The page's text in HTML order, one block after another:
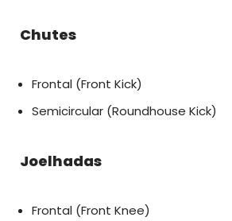
Chutes
Frontal (Front Kick)
Semicircular (Roundhouse Kick)
Joelhadas
Frontal (Front Knee)